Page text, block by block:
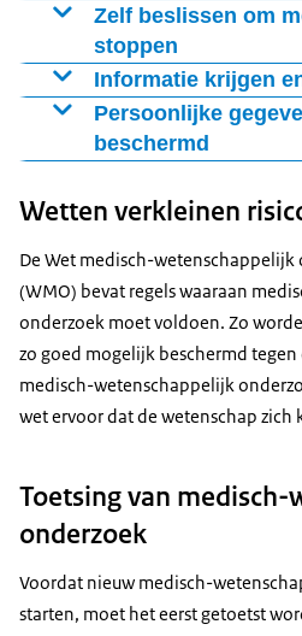
Zelf beslissen om
stoppen
De onderzoeksdeelnemer
aan een onderzoek. De
met het onderzoek, ook als
invloed op de behandeling
Informatie krijgen
De onderzoeker geeft de
schriftelijke informatie
mag voordat het onderzoek
goed mogelijk
Er is ook een onafhankelijk
arts of onderzoeker die veel
maar niet betrokken is bij
onderzoeksdeelnemer kan
Persoonlijke
beschermd
gegevens over de
beschermen krijgen deze
geen namen of andere
rapport over het
alleen de code gebruikt.
Wetten verkleinen
De Wet medisch-wetenschappelijk
(WMO) bevat regels waaraan
onderzoek moet voldoen. Zo
zo goed mogelijk beschermd tegen
medisch-wetenschappelijk
wet ervoor dat de wetenschap
Toetsing van
onderzoek
Voordat nieuw medisch-
starten, moet het eerst getoetst